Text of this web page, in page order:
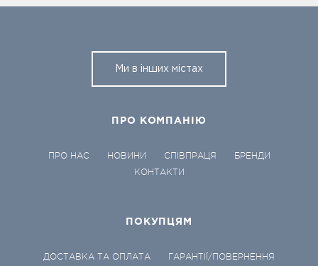
Ми в інших містах
ПРО КОМПАНІЮ
ПРО НАС НОВИНИ СПІВПРАЦЯ
БРЕНДИ
КОНТАКТИ
ПОКУПЦЯМ
ДОСТАВКА ТА ОПЛАТА
ГАРАНТІЇ/ПОВЕРНЕННЯ